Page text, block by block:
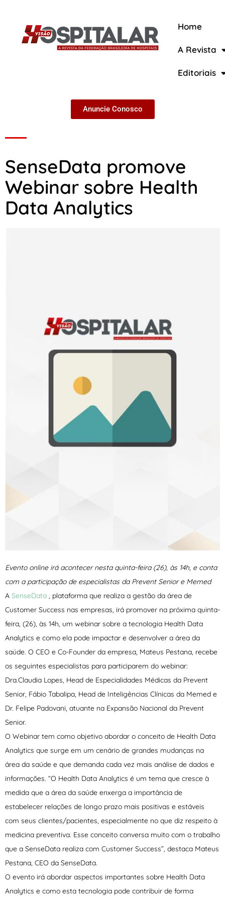
Home
A Revista
Editoriais
Anuncie Conosco
SenseData promove
Webinar sobre Health
Data Analytics
Evento online irá acontecer nesta quinta-feira (26), às 14h, e conta
com a participação de especialistas da Prevent Senior e Memed
A SenseData , plataforma que realiza a gestão da área de
Customer Success nas empresas, irá promover na próxima quinta-
feira, (26), às 14h, um webinar sobre a tecnologia Health Data
Analytics e como ela pode impactar e desenvolver a área da
saúde. O CEO e Co-Founder da empresa, Mateus Pestana, recebe
os seguintes especialistas para participarem do webinar:
Dra.Claudia Lopes, Head de Especialidades Médicas da Prevent
Senior, Fábio Tabalipa, Head de Inteligências Clínicas da Memed e
Dr. Felipe Padovani, atuante na Expansão Nacional da Prevent
Senior.
O Webinar tem como objetivo abordar o conceito de Health Data
Analytics que surge em um cenário de grandes mudanças na
área da saúde e que demanda cada vez mais análise de dados e
informações. “O Health Data Analytics é um tema que cresce à
medida que a área da saúde enxerga a importância de
estabelecer relações de longo prazo mais positivas e estáveis
com seus clientes/pacientes, especialmente no que diz respeito à
medicina preventiva. Esse conceito conversa muito com o trabalho
que a SenseData realiza com Customer Success”, destaca Mateus
Pestana, CEO da SenseData.
O evento irá abordar aspectos importantes sobre Health Data
Analytics e como esta tecnologia pode contribuir de forma